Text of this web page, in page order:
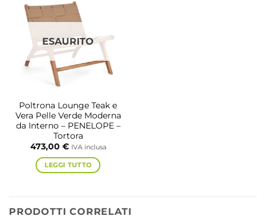
ESAURITO
Poltrona Lounge Teak e
Vera Pelle Verde Moderna
da Interno – PENELOPE –
Tortora
473,00 € IVA inclusa
LEGGI TUTTO
PRODOTTI CORRELATI